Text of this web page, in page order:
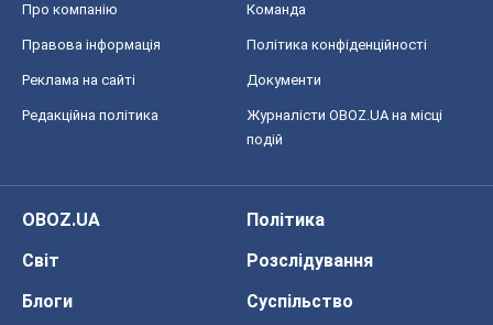
Про компанію Команда
Правова інформація Політика конфіденційності
Реклама на сайті Документи
Редакційна політика
Журналісти OBOZ.UA на місці
подій
OBOZ.UA
Політика
Світ
Розслідування
Блоги
Суспільство